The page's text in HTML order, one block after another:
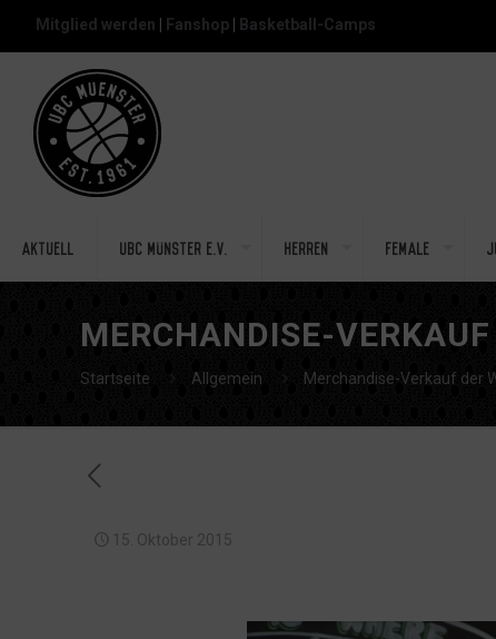
Mitglied werden Fanshop Basketball-Camps
Aktuell UBC Münster e.V. Herren Female
MERCHANDISE-
Startseite Allgemein Merchandise-Verkauf der
15. Oktober 2015